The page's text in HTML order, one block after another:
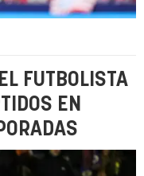
FUTBOLISTA
EN